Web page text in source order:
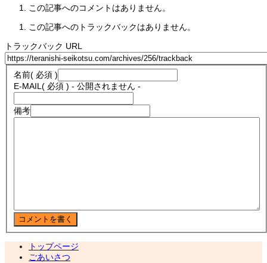
この記事へのコメントはありません。
この記事へのトラックバックはありません。
トラックバック URL
名前( 必須 )
E-MAIL( 必須 ) - 公開されません -
備考
トップページ
ごあいさつ